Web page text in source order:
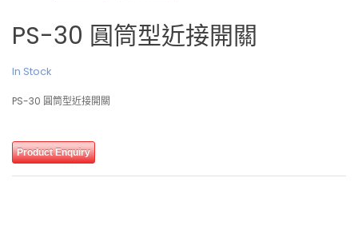
PS-30 圓筒型近接開關
In Stock
PS-30 圓筒型近接開關
Product Enquiry